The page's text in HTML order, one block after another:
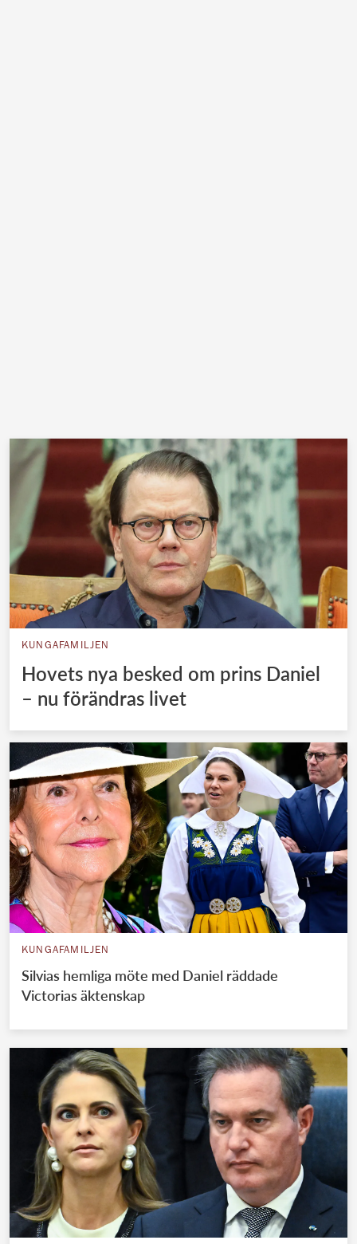
KUNGAFAMILJEN
Hovets nya besked om prins Daniel
– nu förändras livet
KUNGAFAMILJEN
Silvias hemliga möte med Daniel räddade
Victorias äktenskap